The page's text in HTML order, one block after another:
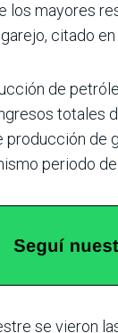
los mayores
citado
de
totales
de
periodo
se vieron